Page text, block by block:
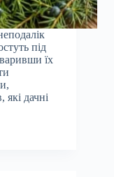
під
їх
які дачні